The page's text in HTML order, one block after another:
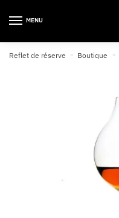
MENU
Reflet de réserve » Boutique »